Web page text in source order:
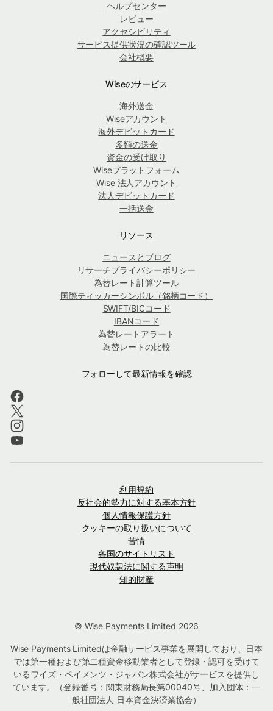
ヘルプセンター
レビュー
アクセシビリティ
サービス提供状況の確認ツール
会社概要
Wiseのサービス
海外送金
Wiseアカウント
海外デビットカード
多額の送金
資金の受け取り
Wiseプラットフォーム
Wise 法人アカウント
法人デビットカード
一括送金
リソース
ニュースとブログ
リサーチプライバシーポリシー
為替レート計算ツール
国際ティッカーシンボル（銘柄コード）
SWIFT/BICコード
IBANコード
為替レートアラート
為替レートの比較
フォローして最新情報を確認
利用規約
反社会的勢力に対する基本方針
個人情報保護方針
クッキーの取り扱いについて
苦情
各国のサイトリスト
現代奴隷法に関する声明
知的財産
© Wise Payments Limited 2026
Wise Payments Limitedは金融サービス事業を展開しており、日本
では第一種および第二種資金移動業者として登録・認可を受けて
いるワイズ・ペイメンツ・ジャパン株式会社がサービスを提供し
ています。（登録番号： 関東財務局長第00040号、加入団体：一
般社団法人 日本資金決済業協会）